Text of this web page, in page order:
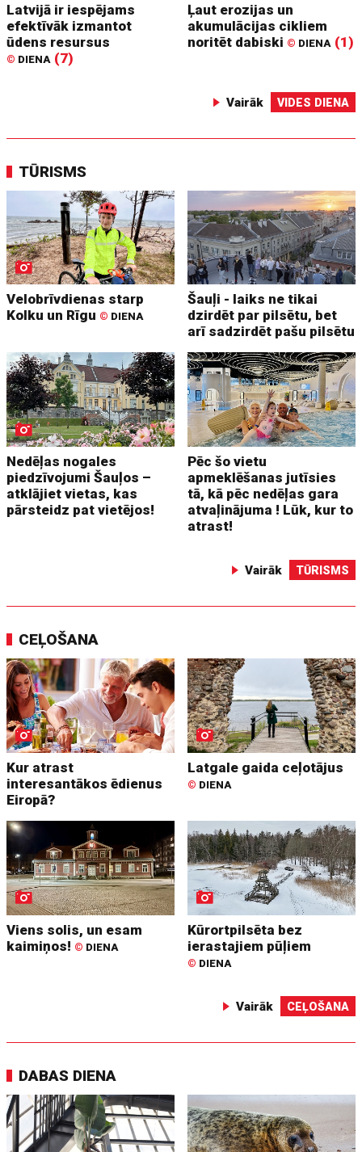
Latvijā ir iespējams
efektīvāk izmantot
ūdens resursus
© DIENA (7)
Ļaut erozijas un
akumulācijas cikliem
noritēt dabiski © DIENA (1)
Vairāk VIDES DIENA
TŪRISMS
Velobrīvdienas starp
Kolku un Rīgu © DIENA
Šauļi - laiks ne tikai
dzirdēt par pilsētu, bet
arī sadzirdēt pašu pilsētu
Nedēļas nogales
piedzīvojumi Šauļos –
atklājiet vietas, kas
pārsteidz pat vietējos!
Pēc šo vietu
apmeklēšanas jutīsies
tā, kā pēc nedēļas gara
atvaļinājuma ! Lūk, kur to
atrast!
Vairāk TŪRISMS
CEĻOŠANA
Kur atrast
interesantākos ēdienus
Eiropā?
Latgale gaida ceļotājus
© DIENA
Viens solis, un esam
kaimiņos! © DIENA
Kūrortpilsēta bez
ierastajiem pūļiem
© DIENA
Vairāk CEĻOŠANA
DABAS DIENA